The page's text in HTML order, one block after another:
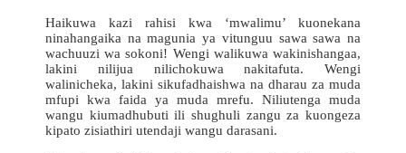
Haikuwa kazi rahisi kwa ‘mwalimu’ kuonekana
ninahangaika na magunia ya vitunguu sawa sawa na
wachuuzi wa sokoni! Wengi walikuwa wakinishangaa,
lakini nilijua nilichokuwa nakitafuta. Wengi
walinicheka, lakini sikufadhaishwa na dharau za muda
mfupi kwa faida ya muda mrefu. Niliutenga muda
wangu kiumadhubuti ili shughuli zangu za kuongeza
kipato zisiathiri utendaji wangu darasani.